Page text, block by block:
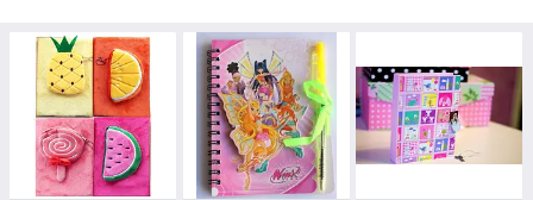
стилі з одностороннім
або двостороннім
запечатуванням.